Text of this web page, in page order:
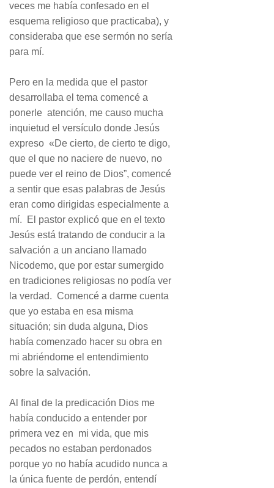
veces me había confesado en el
esquema religioso que practicaba), y
consideraba que ese sermón no sería
para mí.
Pero en la medida que el pastor
desarrollaba el tema comencé a
ponerle atención, me causo mucha
inquietud el versículo donde Jesús
expreso «De cierto, de cierto te digo,
que el que no naciere de nuevo, no
puede ver el reino de Dios”, comencé
a sentir que esas palabras de Jesús
eran como dirigidas especialmente a
mí. El pastor explicó que en el texto
Jesús está tratando de conducir a la
salvación a un anciano llamado
Nicodemo, que por estar sumergido
en tradiciones religiosas no podía ver
la verdad. Comencé a darme cuenta
que yo estaba en esa misma
situación; sin duda alguna, Dios
había comenzado hacer su obra en
mi abriéndome el entendimiento
sobre la salvación.
Al final de la predicación Dios me
había conducido a entender por
primera vez en mi vida, que mis
pecados no estaban perdonados
porque yo no había acudido nunca a
la única fuente de perdón, entendí